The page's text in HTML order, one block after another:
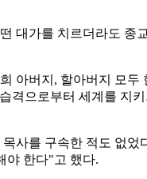
대가를 치르더라도
아버지, 할아버지 모
으로부터 세계를 지
사를 구속한 적도 없
야 한다"고 했다.